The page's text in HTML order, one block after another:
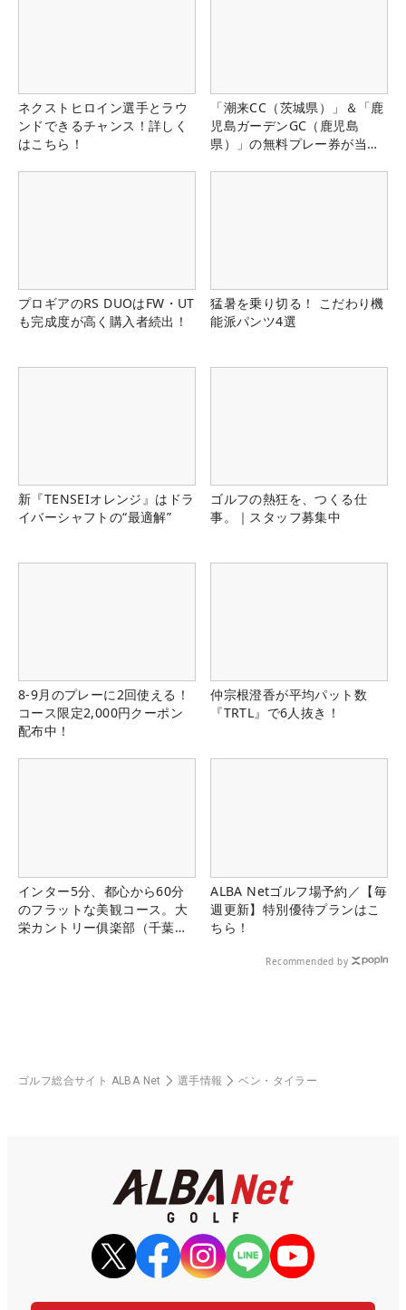
ネクストヒロイン選手とラウ
ンドできるチャンス！詳しく
はこちら！
「潮来CC（茨城県）」＆「鹿
児島ガーデンGC（鹿児島
県）」の無料プレー券が当た
プロギアのRS DUOはFW・UT
も完成度が高く購入者続出！
猛暑を乗り切る！ こだわり機
能派パンツ4選
新『TENSEIオレンジ』はドラ
イバーシャフトの“最適解”
ゴルフの熱狂を、つくる仕
事。｜スタッフ募集中
8-9月のプレーに2回使える！
コース限定2,000円クーポン
配布中！
仲宗根澄香が平均パット数
『TRTL』で6人抜き！
インター5分、都心から60分
のフラットな美観コース。大
栄カントリー俱楽部（千葉
ALBA Netゴルフ場予約／【毎
週更新】特別優待プランはこ
ちら！
Recommended by
ゴルフ総合サイト ALBA Net 選手情報 ベン・タイラー